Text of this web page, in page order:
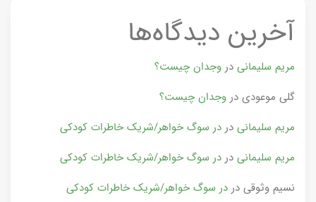
آخرین دیدگاه‌ها
مریم سلیمانی در وجدان چیست؟
گلی موعودی در وجدان چیست؟
مریم سلیمانی در در سوگ خواهر/شریک خاطرات کودکی
مریم سلیمانی در در سوگ خواهر/شریک خاطرات کودکی
نسیم وثوقی در در سوگ خواهر/شریک خاطرات کودکی